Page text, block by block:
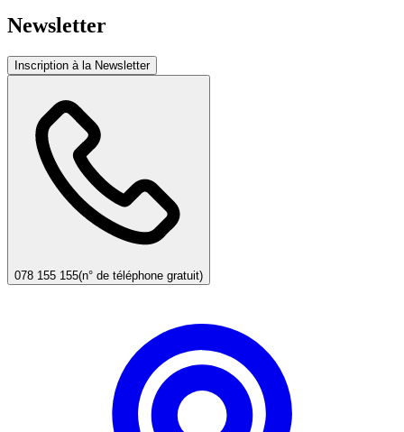
Newsletter
Inscription à la Newsletter
078 155 155(n° de téléphone gratuit)